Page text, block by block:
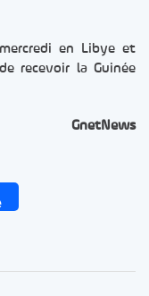
en Libye et
recevoir la Guinée
GnetNews